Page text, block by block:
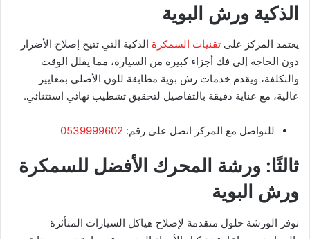
الذكية ورش البوية
يعتمد المركز على تقنيات السمكرة الذكية التي تتيح إصلاح الأضرار
دون الحاجة إلى فك أجزاء كبيرة من السيارة، مما يقلل الوقت
والتكلفة، ويقدم خدمات رش بوية مطابقة للون الأصلي بمعايير
عالية، مع عناية دقيقة بالتفاصيل لتحقيق تشطيب نهائي استثنائي.
للتواصل مع المركز اتصل على رقم: 0539999602
ثالثًا: ورشة المحرك الأفضل للسمكرة
ورش البوية
توفر الورشة حلول متقدمة لإصلاح هياكل السيارات المتأثرة